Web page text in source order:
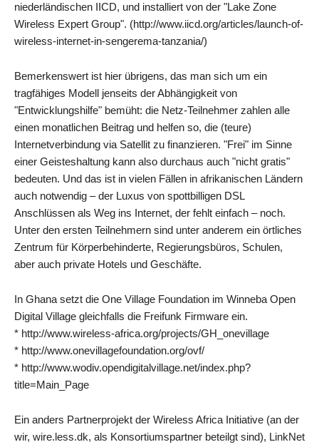
niederländischen IICD, und installiert von der "Lake Zone
Wireless Expert Group". (http://www.iicd.org/articles/launch-of-
wireless-internet-in-sengerema-tanzania/)
Bemerkenswert ist hier übrigens, das man sich um ein
tragfähiges Modell jenseits der Abhängigkeit von
"Entwicklungshilfe" bemüht: die Netz-Teilnehmer zahlen alle
einen monatlichen Beitrag und helfen so, die (teure)
Internetverbindung via Satellit zu finanzieren. "Frei" im Sinne
einer Geisteshaltung kann also durchaus auch "nicht gratis"
bedeuten. Und das ist in vielen Fällen in afrikanischen Ländern
auch notwendig – der Luxus von spottbilligen DSL
Anschlüssen als Weg ins Internet, der fehlt einfach – noch.
Unter den ersten Teilnehmern sind unter anderem ein örtliches
Zentrum für Körperbehinderte, Regierungsbüros, Schulen,
aber auch private Hotels und Geschäfte.
In Ghana setzt die One Village Foundation im Winneba Open
Digital Village gleichfalls die Freifunk Firmware ein.
* http://www.wireless-africa.org/projects/GH_onevillage
* http://www.onevillagefoundation.org/ovf/
* http://www.wodiv.opendigitalvillage.net/index.php?
title=Main_Page
Ein anders Partnerprojekt der Wireless Africa Initiative (an der
wir, wire.less.dk, als Konsortiumspartner beteilgt sind), LinkNet